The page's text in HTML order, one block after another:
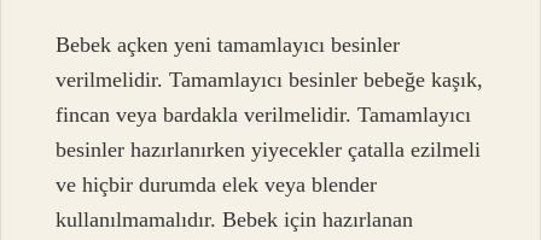
Bebek açken yeni tamamlayıcı besinler
verilmelidir. Tamamlayıcı besinler bebeğe kaşık,
fincan veya bardakla verilmelidir. Tamamlayıcı
besinler hazırlanırken yiyecekler çatalla ezilmeli
ve hiçbir durumda elek veya blender
kullanılmamalıdır. Bebek için hazırlanan